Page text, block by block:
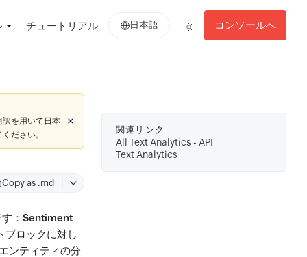
チュートリアル 日本語 コンソールへ
を用いて日本
ださい。
Copy as .md
： Sentiment
ブロックに対し
ンティティの分
関連リンク
All Text Analytics - API
Text Analytics